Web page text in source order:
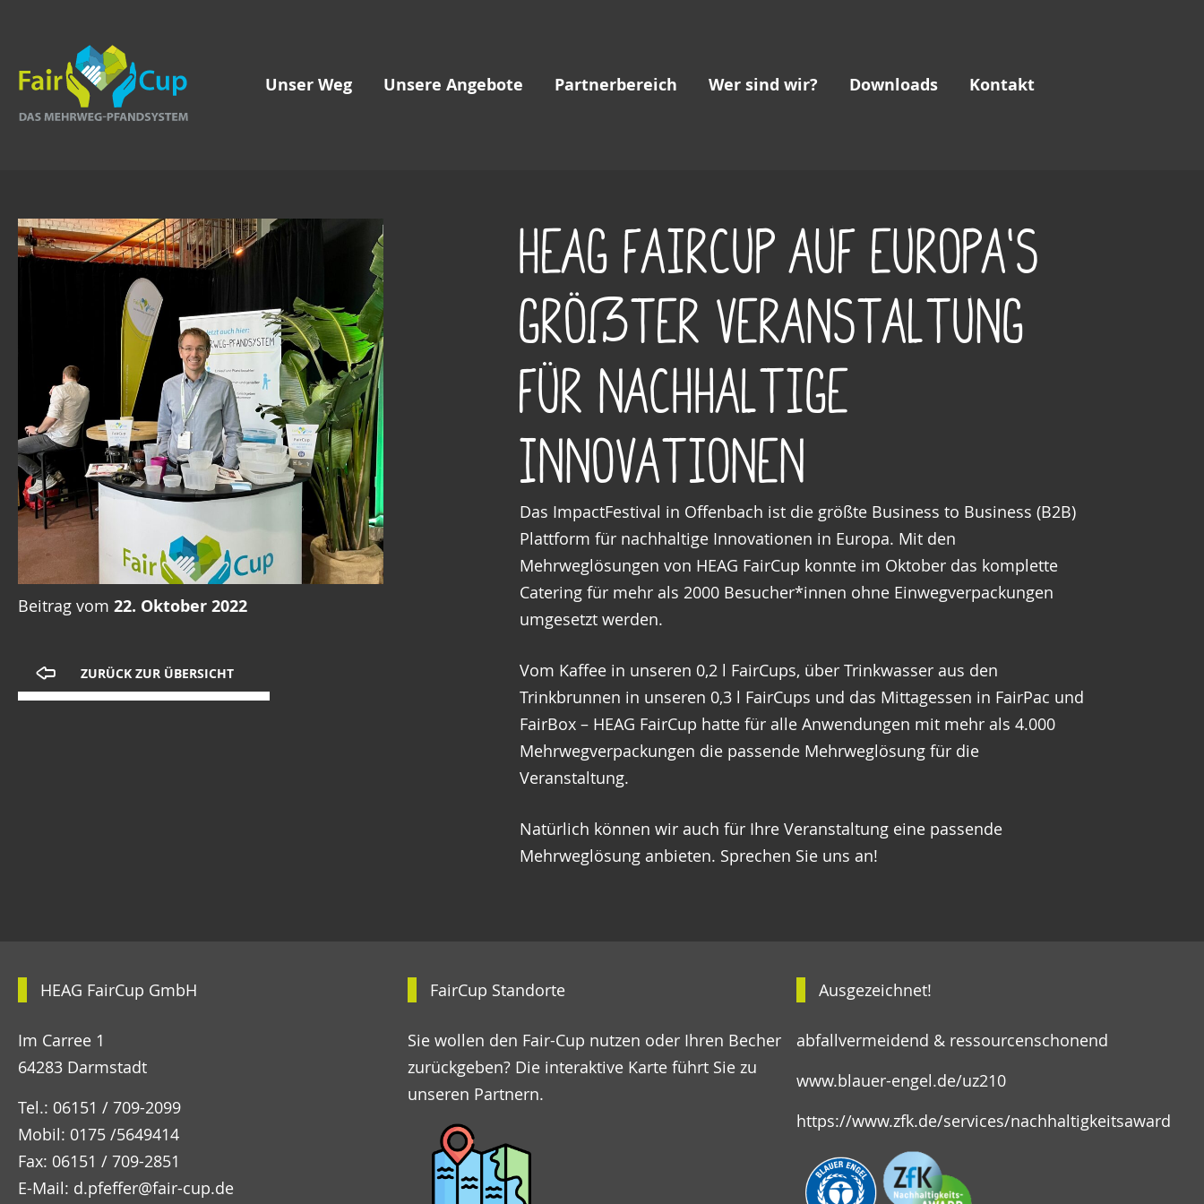
Unser Weg Unsere Angebote Partnerbereich Wer sind wir? Downloads Kontakt
Beitrag vom 22. Oktober 2022
ZURÜCK ZUR ÜBERSICHT
HEAG FairCup auf Europa‘s
größter Veranstaltung
für nachhaltige
Innovationen
Das ImpactFestival in Offenbach ist die größte Business to Business (B2B)
Plattform für nachhaltige Innovationen in Europa. Mit den
Mehrweglösungen von HEAG FairCup konnte im Oktober das komplette
Catering für mehr als 2000 Besucher*innen ohne Einwegverpackungen
umgesetzt werden.
Vom Kaffee in unseren 0,2 l FairCups, über Trinkwasser aus den
Trinkbrunnen in unseren 0,3 l FairCups und das Mittagessen in FairPac und
FairBox – HEAG FairCup hatte für alle Anwendungen mit mehr als 4.000
Mehrwegverpackungen die passende Mehrweglösung für die
Veranstaltung.
Natürlich können wir auch für Ihre Veranstaltung eine passende
Mehrweglösung anbieten. Sprechen Sie uns an!
HEAG FairCup GmbH
Im Carree 1
64283 Darmstadt
Tel.: 06151 / 709-2099
Mobil: 0175 /5649414
Fax: 06151 / 709-2851
E-Mail: d.pfeffer@fair-cup.de
FairCup Standorte
Sie wollen den Fair-Cup nutzen oder Ihren Becher
zurückgeben? Die interaktive Karte führt Sie zu
unseren Partnern.
Ausgezeichnet!
abfallvermeidend & ressourcenschonend
www.blauer-engel.de/uz210
https://www.zfk.de/services/nachhaltigkeitsaward